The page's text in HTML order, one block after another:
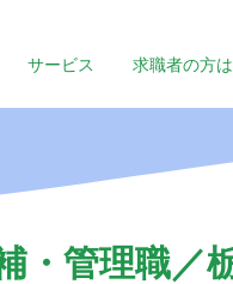
サービス 求職者の方
・管理職／